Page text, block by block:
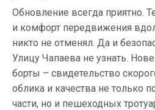
Обновление всегда приятно.
и комфорт передвижения
никто не отменял. Да и
Улицу Чапаева не узнать.
борты – свидетельство
облика и качества не только
части, но и пешеходных